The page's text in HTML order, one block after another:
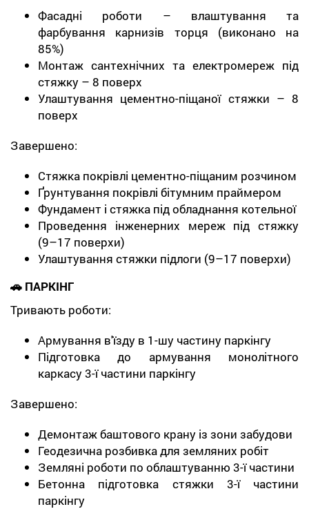
Фасадні роботи – влаштування та
фарбування карнизів торця (виконано на
85%)
Монтаж сантехнічних та електромереж під
стяжку – 8 поверх
Улаштування цементно-піщаної стяжки – 8
поверх
Завершено:
Стяжка покрівлі цементно-піщаним розчином
Ґрунтування покрівлі бітумним праймером
Фундамент і стяжка під обладнання котельної
Проведення інженерних мереж під стяжку
(9–17 поверхи)
Улаштування стяжки підлоги (9–17 поверхи)
🚗 ПАРКІНГ
Тривають роботи:
Армування в'їзду в 1-шу частину паркінгу
Підготовка до армування монолітного
каркасу 3-ї частини паркінгу
Завершено:
Демонтаж баштового крану із зони забудови
Геодезична розбивка для земляних робіт
Земляні роботи по облаштуванню 3-ї частини
Бетонна підготовка стяжки 3-ї частини
паркінгу